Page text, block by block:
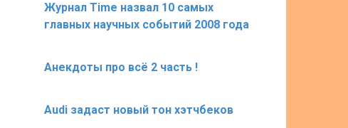
Журнал Time назвал 10 самых
главных научных событий 2008 года
Анекдоты про всё 2 часть !
Audi задаст новый тон хэтчбеков